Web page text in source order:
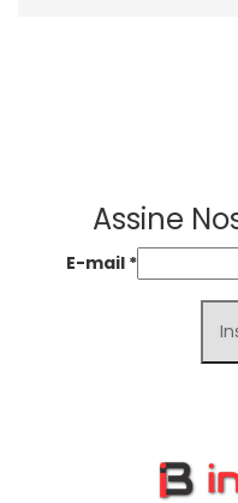
Assine
E-mail *